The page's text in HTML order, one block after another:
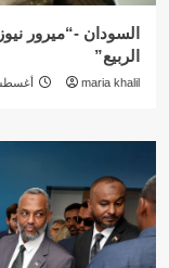
السودان -“ميرور
الربيع”
maria khalil أغسطس 4,